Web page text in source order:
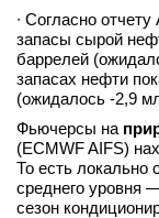
∙ Согласно
запасы сырой
баррелей
запасах нефти
(ожидалось -2,9
Фьючерсы на
(ECMWF AIFS)
То есть локально
среднего уровня
сезон